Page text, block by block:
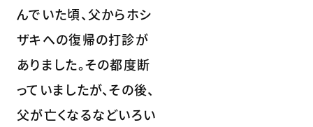
んでいた頃、父からホシ
ザキへの復帰の打診が
ありました。その都度断
っていましたが、その後、
父が亡くなるなどいろい